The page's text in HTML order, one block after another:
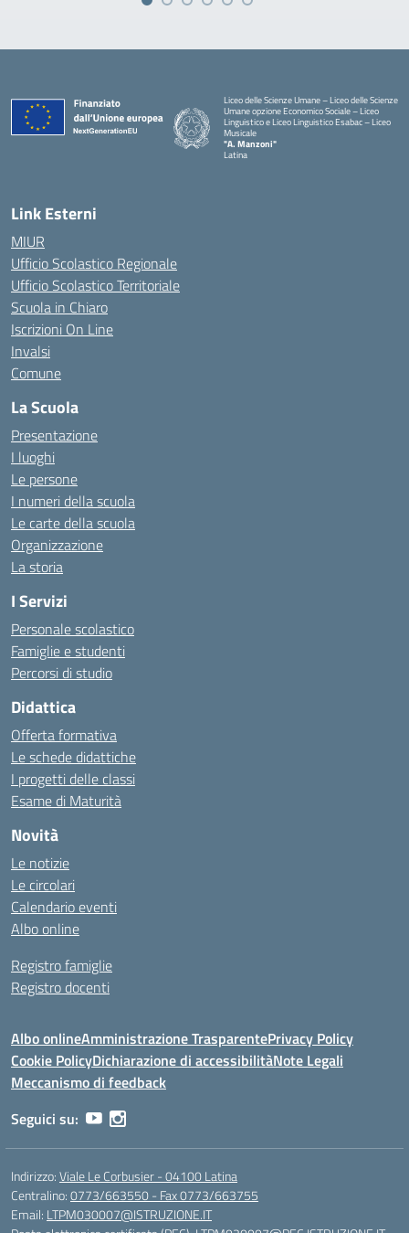
Liceo delle Scienze Umane – Liceo delle Scienze
Umane opzione Economico Sociale – Liceo
Linguistico e Liceo Linguistico Esabac – Liceo
Musicale
"A. Manzoni"
Latina
Link Esterni
MIUR
Ufficio Scolastico Regionale
Ufficio Scolastico Territoriale
Scuola in Chiaro
Iscrizioni On Line
Invalsi
Comune
La Scuola
Presentazione
I luoghi
Le persone
I numeri della scuola
Le carte della scuola
Organizzazione
La storia
I Servizi
Personale scolastico
Famiglie e studenti
Percorsi di studio
Didattica
Offerta formativa
Le schede didattiche
I progetti delle classi
Esame di Maturità
Novità
Le notizie
Le circolari
Calendario eventi
Albo online
Registro famiglie
Registro docenti
Albo onlineAmministrazione TrasparentePrivacy Policy
Cookie PolicyDichiarazione di accessibilitàNote Legali
Meccanismo di feedback
Seguici su:
Indirizzo:Viale Le Corbusier - 04100 Latina
Centralino:0773/663550 - Fax 0773/663755
Email: LTPM030007@ISTRUZIONE.IT